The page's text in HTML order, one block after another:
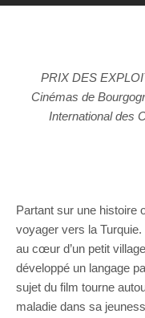
PRIX DES
Cinémas de
International des
Partant sur une histoire
voyager vers la
au cœur d’un petit
développé un langage
sujet du film tourne
maladie dans sa